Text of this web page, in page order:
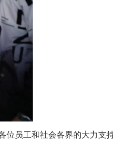
员工和社会各界的大力支